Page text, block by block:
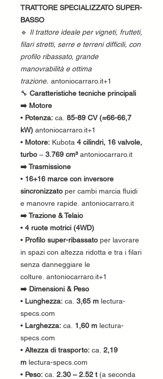
TRATTORE SPECIALIZZATO SUPER-
BASSO
🔹 Il trattore ideale per vigneti, frutteti,
filari stretti, serre e terreni difficili, con
profilo ribassato, grande
manovrabilità e ottima
trazione. antoniocarraro.it+1
🔧 Caratteristiche tecniche principali
➡️ Motore
• Potenza: ca. 85-89 CV (≈66-66,7
kW) antoniocarraro.it+1
• Motore: Kubota 4 cilindri, 16 valvole,
turbo – 3.769 cm³ antoniocarraro.it
➡️ Trasmissione
• 16+16 marce con inversore
sincronizzato per cambi marcia fluidi
e manovre rapide. antoniocarraro.it
➡️ Trazione & Telaio
• 4 ruote motrici (4WD)
• Profilo super-ribassato per lavorare
in spazi con altezza ridotta e tra i filari
senza danneggiare le
colture. antoniocarraro.it+1
➡️ Dimensioni & Peso
• Lunghezza: ca. 3,65 m lectura-
specs.com
• Larghezza: ca. 1,60 m lectura-
specs.com
• Altezza di trasporto: ca. 2,19
m lectura-specs.com
• Peso: ca. 2.30 – 2.52 t(a seconda